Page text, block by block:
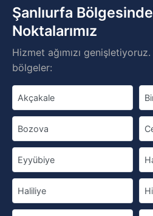
Şanlıurfa
Noktalarımız
Hizmet ağımızı
bölgeler:
Akçakale
Bozova
Eyyübiye
Haliliye